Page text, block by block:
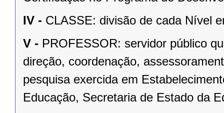
IV - CLASSE: divisão de cada Nível
V - PROFESSOR: servidor público
direção, coordenação,
pesquisa exercida em
Educação, Secretaria de Estado da